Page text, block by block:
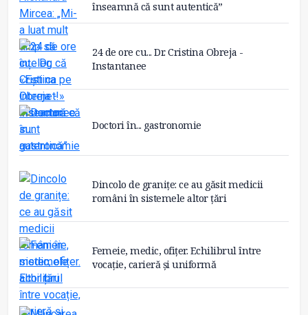
înseamnă că sunt autentică”
24 de ore cu... Dr. Cristina Obreja -
Instantanee
Doctori în... gastronomie
Dincolo de granițe: ce au găsit medicii
români în sistemele altor țări
Femeie, medic, ofițer. Echilibrul între
vocație, carieră și uniformă